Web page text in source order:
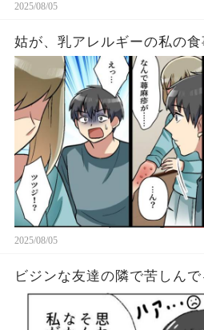
2025/08/05
姑が、乳アレルギーの私の食
2025/08/05
ビジンな友達の隣で苦しん